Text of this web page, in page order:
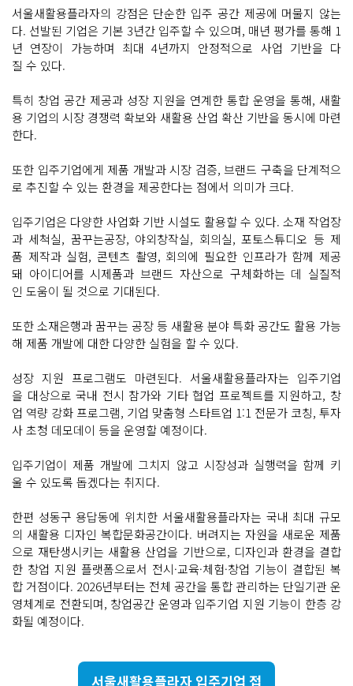
서울새활용플라자의 강점은 단순한 입주 공간 제공에 머물지 않는
다. 선발된 기업은 기본 3년간 입주할 수 있으며, 매년 평가를 통해 1
년 연장이 가능하며 최대 4년까지 안정적으로 사업 기반을 다
질 수 있다.
특히 창업 공간 제공과 성장 지원을 연계한 통합 운영을 통해, 새활
용 기업의 시장 경쟁력 확보와 새활용 산업 확산 기반을 동시에 마련
한다.
또한 입주기업에게 제품 개발과 시장 검증, 브랜드 구축을 단계적으
로 추진할 수 있는 환경을 제공한다는 점에서 의미가 크다.
입주기업은 다양한 사업화 기반 시설도 활용할 수 있다. 소재 작업장
과 세척실, 꿈꾸는공장, 야외창작실, 회의실, 포토스튜디오 등 제
품 제작과 실험, 콘텐츠 촬영, 회의에 필요한 인프라가 함께 제공
돼 아이디어를 시제품과 브랜드 자산으로 구체화하는 데 실질적
인 도움이 될 것으로 기대된다.
또한 소재은행과 꿈꾸는 공장 등 새활용 분야 특화 공간도 활용 가능
해 제품 개발에 대한 다양한 실험을 할 수 있다.
성장 지원 프로그램도 마련된다. 서울새활용플라자는 입주기업
을 대상으로 국내 전시 참가와 기타 협업 프로젝트를 지원하고, 창
업 역량 강화 프로그램, 기업 맞춤형 스타트업 1:1 전문가 코칭, 투자
사 초청 데모데이 등을 운영할 예정이다.
입주기업이 제품 개발에 그치지 않고 시장성과 실행력을 함께 키
울 수 있도록 돕겠다는 취지다.
한편 성동구 용답동에 위치한 서울새활용플라자는 국내 최대 규모
의 새활용 디자인 복합문화공간이다. 버려지는 자원을 새로운 제품
으로 재탄생시키는 새활용 산업을 기반으로, 디자인과 환경을 결합
한 창업 지원 플랫폼으로서 전시·교육·체험·창업 기능이 결합된 복
합 거점이다. 2026년부터는 전체 공간을 통합 관리하는 단일기관 운
영체계로 전환되며, 창업공간 운영과 입주기업 지원 기능이 한층 강
화될 예정이다.
서울새활용플라자 입주기업 접